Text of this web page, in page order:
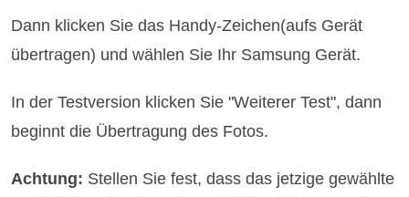
Dann klicken Sie das Handy-Zeichen(aufs Gerät
übertragen) und wählen Sie Ihr Samsung Gerät.
In der Testversion klicken Sie "Weiterer Test", dann
beginnt die Übertragung des Fotos.
Achtung: Stellen Sie fest, dass das jetzige gewählte